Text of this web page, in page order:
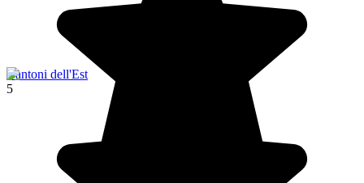
Cantoni dell'Est
5